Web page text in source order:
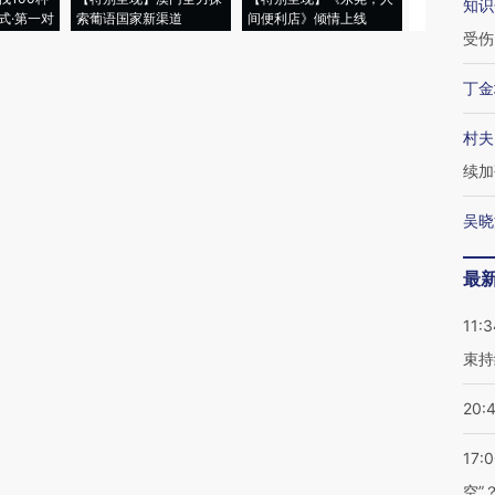
·第一对
索葡语国家新渠道
间便利店》倾情上线
知
受伤
丁
村
续
吴
最
束
空”